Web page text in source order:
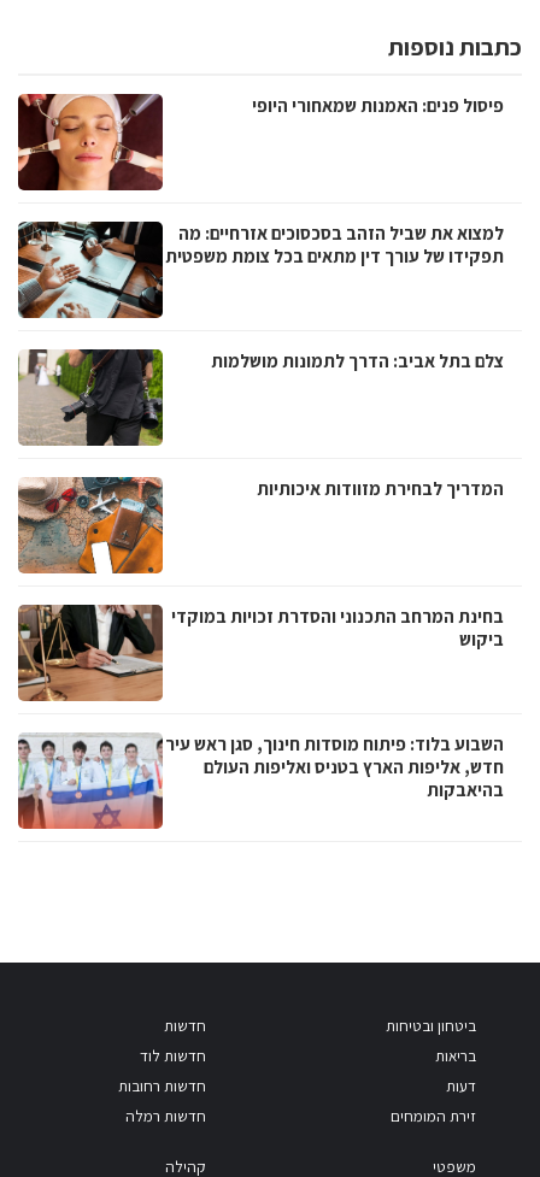
כתבות נוספות
פיסול פנים: האמנות שמאחורי היופי
למצוא את שביל הזהב בסכסוכים אזרחיים: מה
תפקידו של עורך דין מתאים בכל צומת משפטית
צלם בתל אביב: הדרך לתמונות מושלמות
המדריך לבחירת מזוודות איכותיות
בחינת המרחב התכנוני והסדרת זכויות במוקדי
ביקוש
השבוע בלוד: פיתוח מוסדות חינוך, סגן ראש עיר
חדש, אליפות הארץ בטניס ואליפות העולם
בהיאבקות
ביטחון ובטיחות
בריאות
דעות
זירת המומחים
חדשות
חדשות לוד
חדשות רחובות
חדשות רמלה
משפטי קהילה